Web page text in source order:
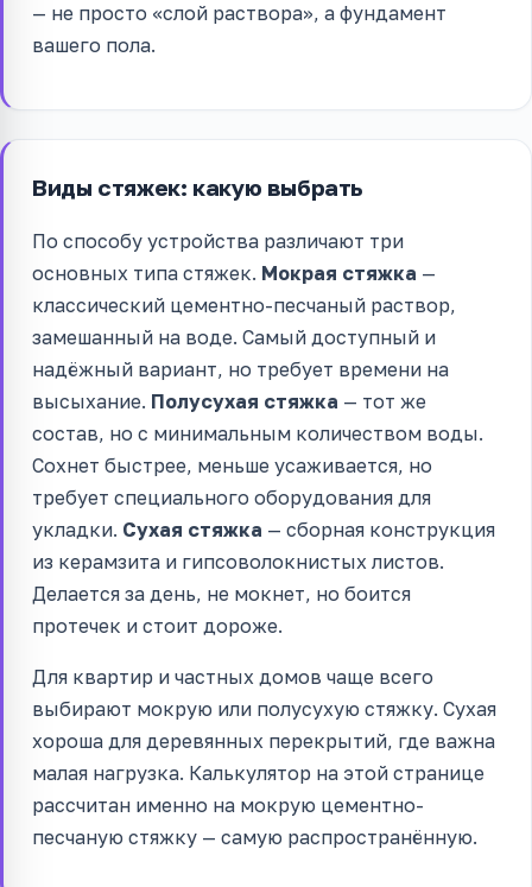
— не просто «слой раствора», а фундамент
вашего пола.
Виды стяжек: какую выбрать
По способу устройства различают три
основных типа стяжек. Мокрая стяжка —
классический цементно-песчаный раствор,
замешанный на воде. Самый доступный и
надёжный вариант, но требует времени на
высыхание. Полусухая стяжка — тот же
состав, но с минимальным количеством воды.
Сохнет быстрее, меньше усаживается, но
требует специального оборудования для
укладки. Сухая стяжка — сборная конструкция
из керамзита и гипсоволокнистых листов.
Делается за день, не мокнет, но боится
протечек и стоит дороже.
Для квартир и частных домов чаще всего
выбирают мокрую или полусухую стяжку. Сухая
хороша для деревянных перекрытий, где важна
малая нагрузка. Калькулятор на этой странице
рассчитан именно на мокрую цементно-
песчаную стяжку — самую распространённую.